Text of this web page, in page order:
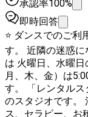
承認率100%
即時回答
⭐️ ダンスでのご利
す。 近隣の迷惑
は 火曜日、水曜日
月、木、金）は
す。 「レンタルスタジオchillru(チルル)三軒茶屋」は 一面鏡
のスタジオです。
ス、セラピー、お